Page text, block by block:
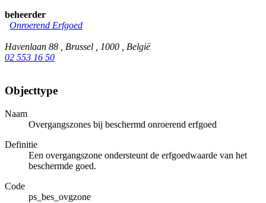
beheerder
Onroerend Erfgoed
Havenlaan 88 , Brussel , 1000 , België
02 553 16 50
Objecttype
Naam
Overgangszones bij beschermd onroerend erfgoed
Definitie
Een overgangszone ondersteunt de erfgoedwaarde van het
beschermde goed.
Code
ps_bes_ovgzone